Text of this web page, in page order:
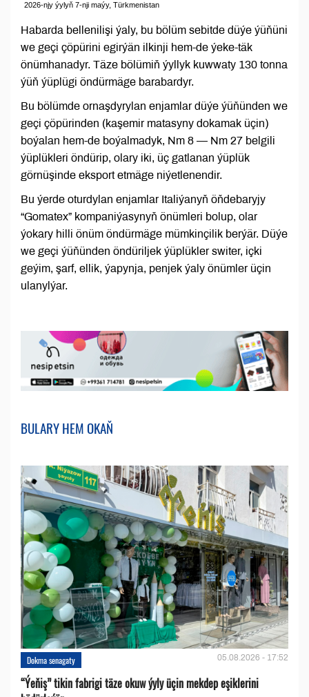
2026-njy ýylyň 7-nji maýy, Türkmenistan
Habarda bellenilişi ýaly, bu bölüm sebitde düýe ýüňüni
we geçi çöpürini egirýän ilkinji hem-de ýeke-täk
önümhanadyr. Täze bölümiň ýyllyk kuwwaty 130 tonna
ýüň ýüplügi öndürmäge barabardyr.
Bu bölümde ornaşdyrylan enjamlar düýe ýüňünden we
geçi çöpürinden (kaşemir matasyny dokamak üçin)
boýalan hem-de boýalmadyk, Nm 8 — Nm 27 belgili
ýüplükleri öndürip, olary iki, üç gatlanan ýüplük
görnüşinde eksport etmäge niýetlenendir.
Bu ýerde oturdylan enjamlar Italiýanyň öňdebaryjy
“Gomatex” kompaniýasynyň önümleri bolup, olar
ýokary hilli önüm öndürmäge mümkinçilik berýär. Düýe
we geçi ýüňünden öndüriljek ýüplükler switer, içki
geýim, şarf, ellik, ýapynja, penjek ýaly önümler üçin
ulanylýar.
BULARY HEM OKAŇ
Dokma senagaty 05.08.2026 - 17:52
“Ýeňiş” tikin fabrigi täze okuw ýyly üçin mekdep eşiklerini